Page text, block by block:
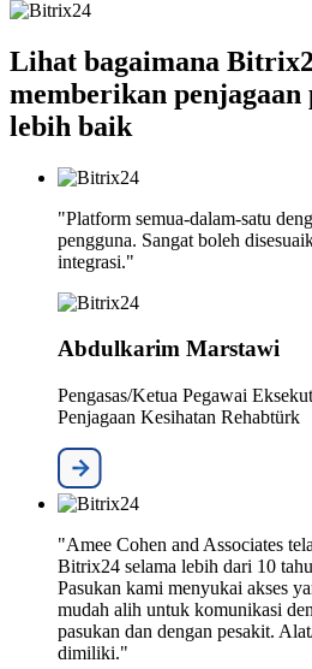
Lihat bagaimana
memberikan penjagaan
lebih baik
"Platform semua-dalam-satu
pengguna. Sangat boleh
integrasi."
Abdulkarim Marstawi
Pengasas/Ketua Pegawai
Penjagaan Kesihatan Rehabtürk
"Amee Cohen and Associates
Bitrix24 selama lebih dari 10
Pasukan kami menyukai akses
mudah alih untuk komunikasi
pasukan dan dengan pesakit.
dimiliki."